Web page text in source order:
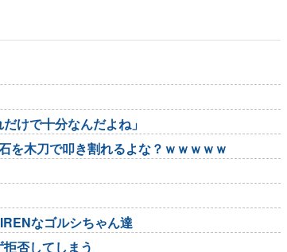
けで十分なんだよね」
を木刀で叩き割れるよな？ｗｗｗｗｗ
なゴルシちゃん達
否してしまう